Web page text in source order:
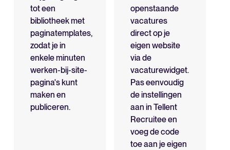
Een alles-in-één HRIS dat je
processen vereenvoudigt en
medewerkers laat uitblinken.
Meer lezen
tot een
bibliotheek met
paginatemplates,
zodat je in
enkele minuten
werken-bij-site-
pagina's kunt
maken en
publiceren.
openstaande
vacatures
direct op je
eigen website
via de
vacaturewidget.
Pas eenvoudig
de instellingen
aan in Tellent
Recruitee en
voeg de code
toe aan je eigen